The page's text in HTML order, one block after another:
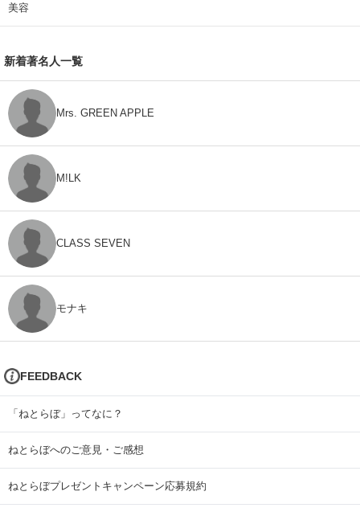
美容
新着著名人一覧
Mrs. GREEN APPLE
M!LK
CLASS SEVEN
モナキ
FEEDBACK
「ねとらぼ」ってなに？
ねとらぼへのご意見・ご感想
ねとらぼプレゼントキャンペーン応募規約